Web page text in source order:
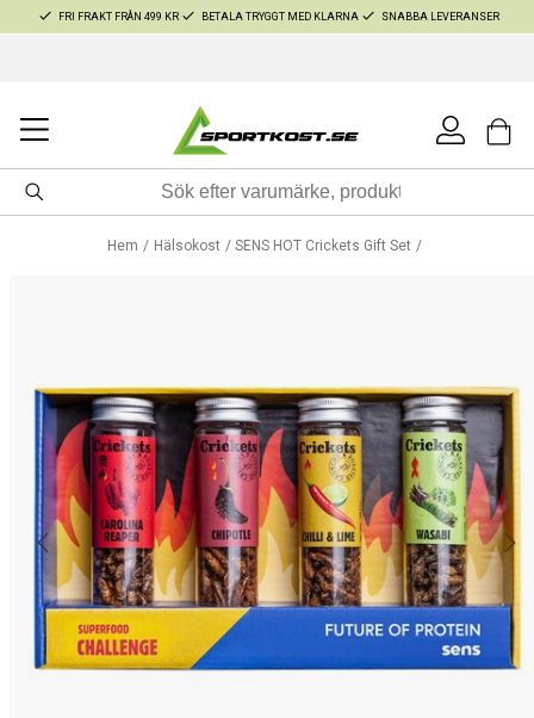
FRI FRAKT FRÅN 499 KR BETALA TRYGGT MED KLARNA SNABBA LEVERANSER
Hem Hälsokost SENS HOT Crickets Gift Set